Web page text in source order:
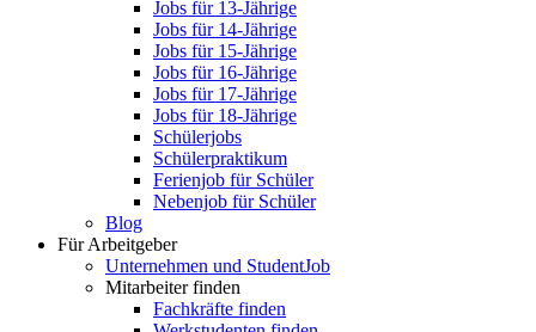
Jobs für 13-Jährige
Jobs für 14-Jährige
Jobs für 15-Jährige
Jobs für 16-Jährige
Jobs für 17-Jährige
Jobs für 18-Jährige
Schülerjobs
Schülerpraktikum
Ferienjob für Schüler
Nebenjob für Schüler
Blog
Für Arbeitgeber
Unternehmen und StudentJob
Mitarbeiter finden
Fachkräfte finden